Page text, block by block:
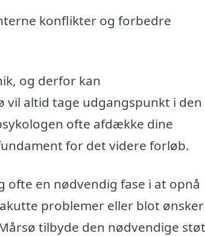
konflikter og forbedre
og derfor kan
vil altid tage udgangspunkt i den
ofte afdække dine
for det videre forløb.
en nødvendig fase i at opnå
problemer eller blot
tilbyde den nødvendige